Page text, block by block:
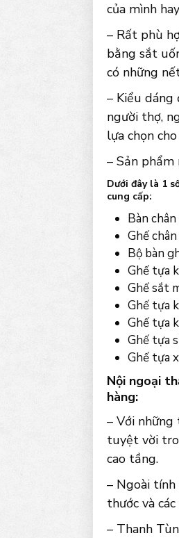
của mình
– Rất phù
bằng sắt
có những
– Kiểu
người thợ,
lựa chọn
– Sản phẩm
Dưới đây là 1
cung cấp:
Bàn
Ghế
Bộ bàn
Ghế tựa
Ghế sắt
Ghế tựa
Ghế tựa
Ghế tựa
Ghế tựa
Nội ngoại
hàng:
– Với
tuyệt vời
cao tầng.
– Ngoài
thước và
– Thanh